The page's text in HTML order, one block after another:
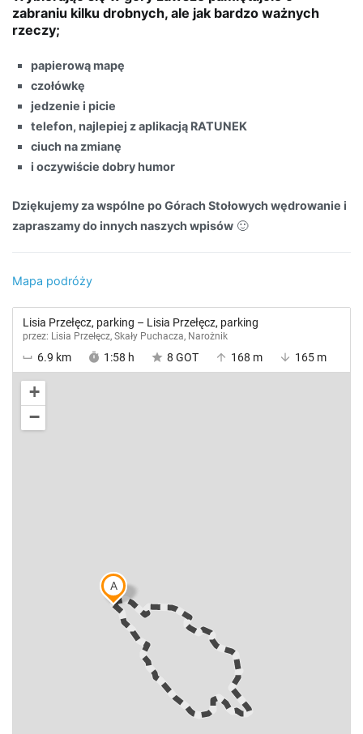
zabraniu kilku drobnych, ale jak bardzo ważnych
rzeczy;
papierową mapę
czołówkę
jedzenie i picie
telefon, najlepiej z aplikacją RATUNEK
ciuch na zmianę
i oczywiście dobry humor
Dziękujemy za wspólne po Górach Stołowych wędrowanie i
zapraszamy do innych naszych wpisów 🙂
Mapa podróży